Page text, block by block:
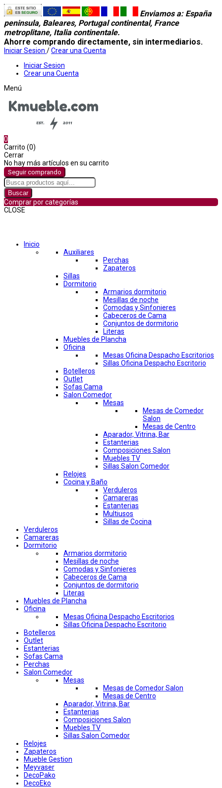
Enviamos a: España
peninsula, Baleares, Portugal continental, France
metroplitane, Italia continentale.
Ahorre comprando directamente, sin intermediarios.
Iniciar Sesion /Crear una Cuenta
Iniciar Sesion
Crear una Cuenta
Menú
0
Carrito (0)
Cerrar
No hay más artículos en su carrito
Seguir comprando
Buscar
Comprar por categorías
CLOSE
Inicio
Auxiliares
Perchas
Zapateros
Sillas
Dormitorio
Armarios dormitorio
Mesillas de noche
Comodas y Sinfonieres
Cabeceros de Cama
Conjuntos de dormitorio
Literas
Muebles de Plancha
Oficina
Mesas Oficina Despacho Escritorios
Sillas Oficina Despacho Escritorio
Botelleros
Outlet
Sofas Cama
Salon Comedor
Mesas
Mesas de Comedor
Salon
Mesas de Centro
Aparador, Vitrina, Bar
Estanterias
Composiciones Salon
Muebles TV
Sillas Salon Comedor
Relojes
Cocina y Baño
Verduleros
Camareras
Estanterias
Multiusos
Sillas de Cocina
Verduleros
Camareras
Dormitorio
Armarios dormitorio
Mesillas de noche
Comodas y Sinfonieres
Cabeceros de Cama
Conjuntos de dormitorio
Literas
Muebles de Plancha
Oficina
Mesas Oficina Despacho Escritorios
Sillas Oficina Despacho Escritorio
Botelleros
Outlet
Estanterias
Sofas Cama
Perchas
Salon Comedor
Mesas
Mesas de Comedor Salon
Mesas de Centro
Aparador, Vitrina, Bar
Estanterias
Composiciones Salon
Muebles TV
Sillas Salon Comedor
Relojes
Zapateros
Mueble Gestion
Meyvaser
DecoPako
DecoEko